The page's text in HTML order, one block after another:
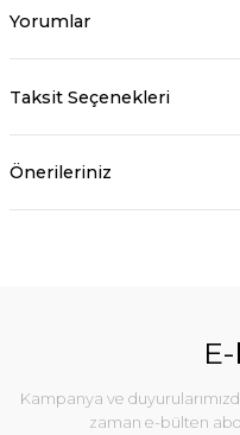
Yorumlar
Taksit Seçenekleri
Önerileriniz
Kampanya ve
zaman e-bülten